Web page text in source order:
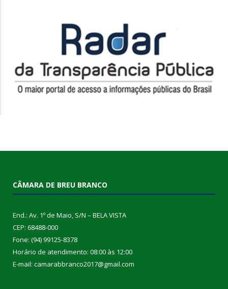
CÂMARA DE BREU BRANCO
End.: Av. 1º de Maio, S/N – BELA VISTA
CEP: 68488-000
Fone: (94) 99125-8378
Horário de atendimento: 08:00 às 12:00
E-mail: camarabbranco2017@gmail.com